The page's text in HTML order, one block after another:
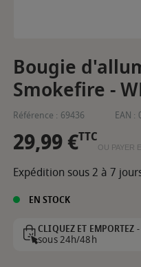
Bougie
Smokefire -
Référence : 69436 EAN :
29,99 €TTC
OU PAYER
Expédition sous 2 à 7
EN STOCK
CLIQUEZ ET EMPORTEZ -
sous 24h/48h